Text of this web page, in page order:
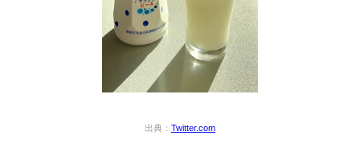
出典： Twitter.com